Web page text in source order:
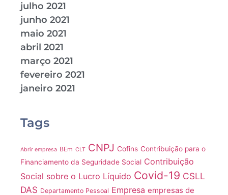
julho 2021
junho 2021
maio 2021
abril 2021
março 2021
fevereiro 2021
janeiro 2021
Tags
Abrir empresa BEm CLT CNPJ Cofins Contribuição para o
Financiamento da Seguridade Social Contribuição
Social sobre o Lucro Líquido Covid-19 CSLL
DAS Departamento Pessoal Empresa empresas de